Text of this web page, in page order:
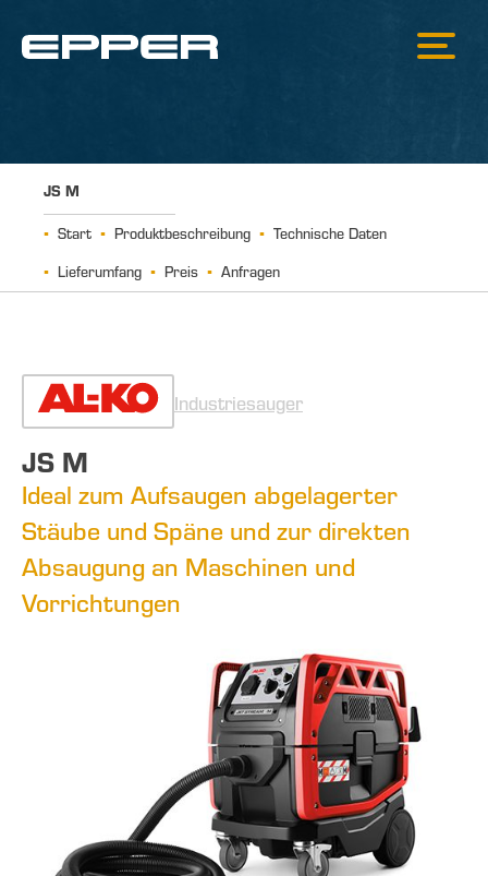
JS M
Start Produktbeschreibung
Technische Daten
Lieferumfang
Preis Anfragen
Industriesauger
JS M
Ideal zum Aufsaugen abgelagerter
Stäube und Späne und zur direkten
Absaugung an Maschinen und
Vorrichtungen